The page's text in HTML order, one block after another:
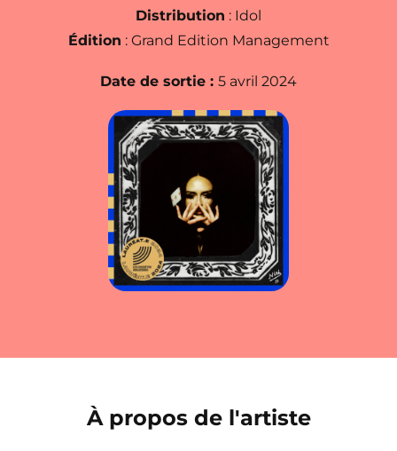
Distribution : Idol
Édition : Grand Edition Management
Date de sortie : 5 avril 2024
À propos de l'artiste